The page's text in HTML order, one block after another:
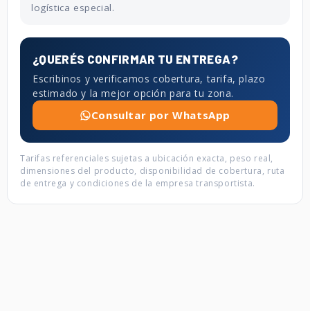
logística especial.
¿QUERÉS CONFIRMAR TU ENTREGA?
Escribinos y verificamos cobertura, tarifa, plazo
estimado y la mejor opción para tu zona.
Consultar por WhatsApp
Tarifas referenciales sujetas a ubicación exacta, peso real,
dimensiones del producto, disponibilidad de cobertura, ruta
de entrega y condiciones de la empresa transportista.